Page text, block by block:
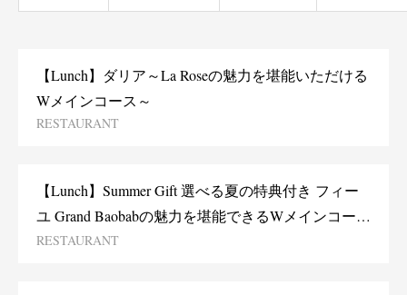
【Lunch】ダリア～La Roseの魅力を堪能いただける
Wメインコース～
RESTAURANT
【Lunch】Summer Gift 選べる夏の特典付き フィー
ユ Grand Baobabの魅力を堪能できるWメインコース
（全6品）
RESTAURANT